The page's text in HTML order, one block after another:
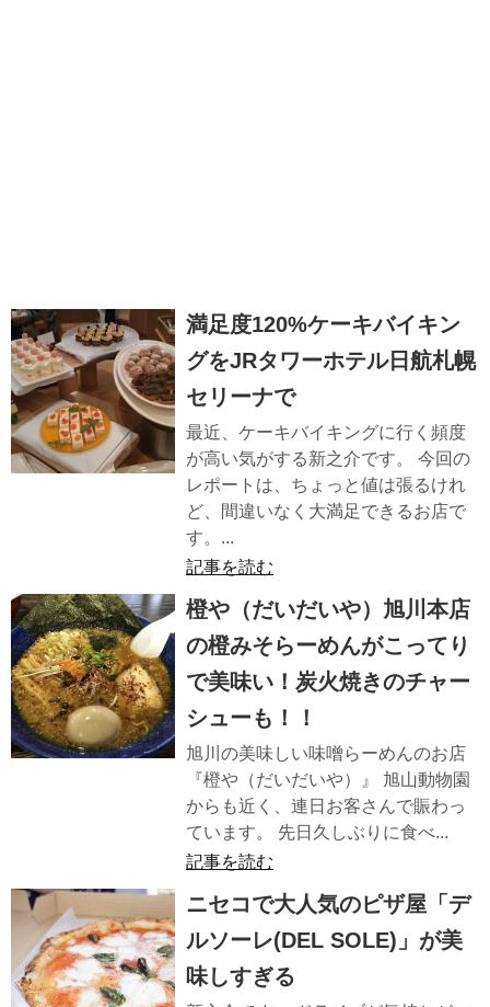
満足度120%ケーキバイキン
グをJRタワーホテル日航札幌
セリーナで
最近、ケーキバイキングに行く頻度
が高い気がする新之介です。 今回の
レポートは、ちょっと値は張るけれ
ど、間違いなく大満足できるお店で
す。...
記事を読む
橙や（だいだいや）旭川本店
の橙みそらーめんがこってり
で美味い！炭火焼きのチャー
シューも！！
旭川の美味しい味噌らーめんのお店
『橙や（だいだいや）』 旭山動物園
からも近く、連日お客さんで賑わっ
ています。 先日久しぶりに食べ...
記事を読む
ニセコで大人気のピザ屋「デ
ルソーレ(DEL SOLE)」が美
味しすぎる